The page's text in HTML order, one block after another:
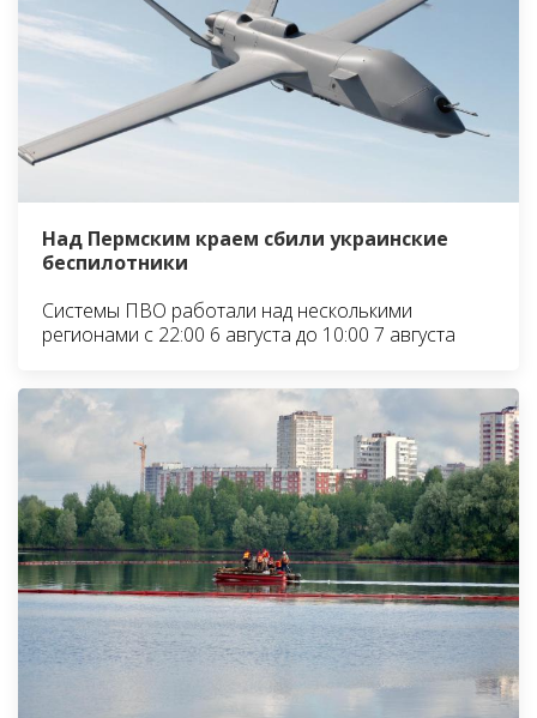
Над Пермским краем сбили украинские
беспилотники
Системы ПВО работали над несколькими
регионами с 22:00 6 августа до 10:00 7 августа